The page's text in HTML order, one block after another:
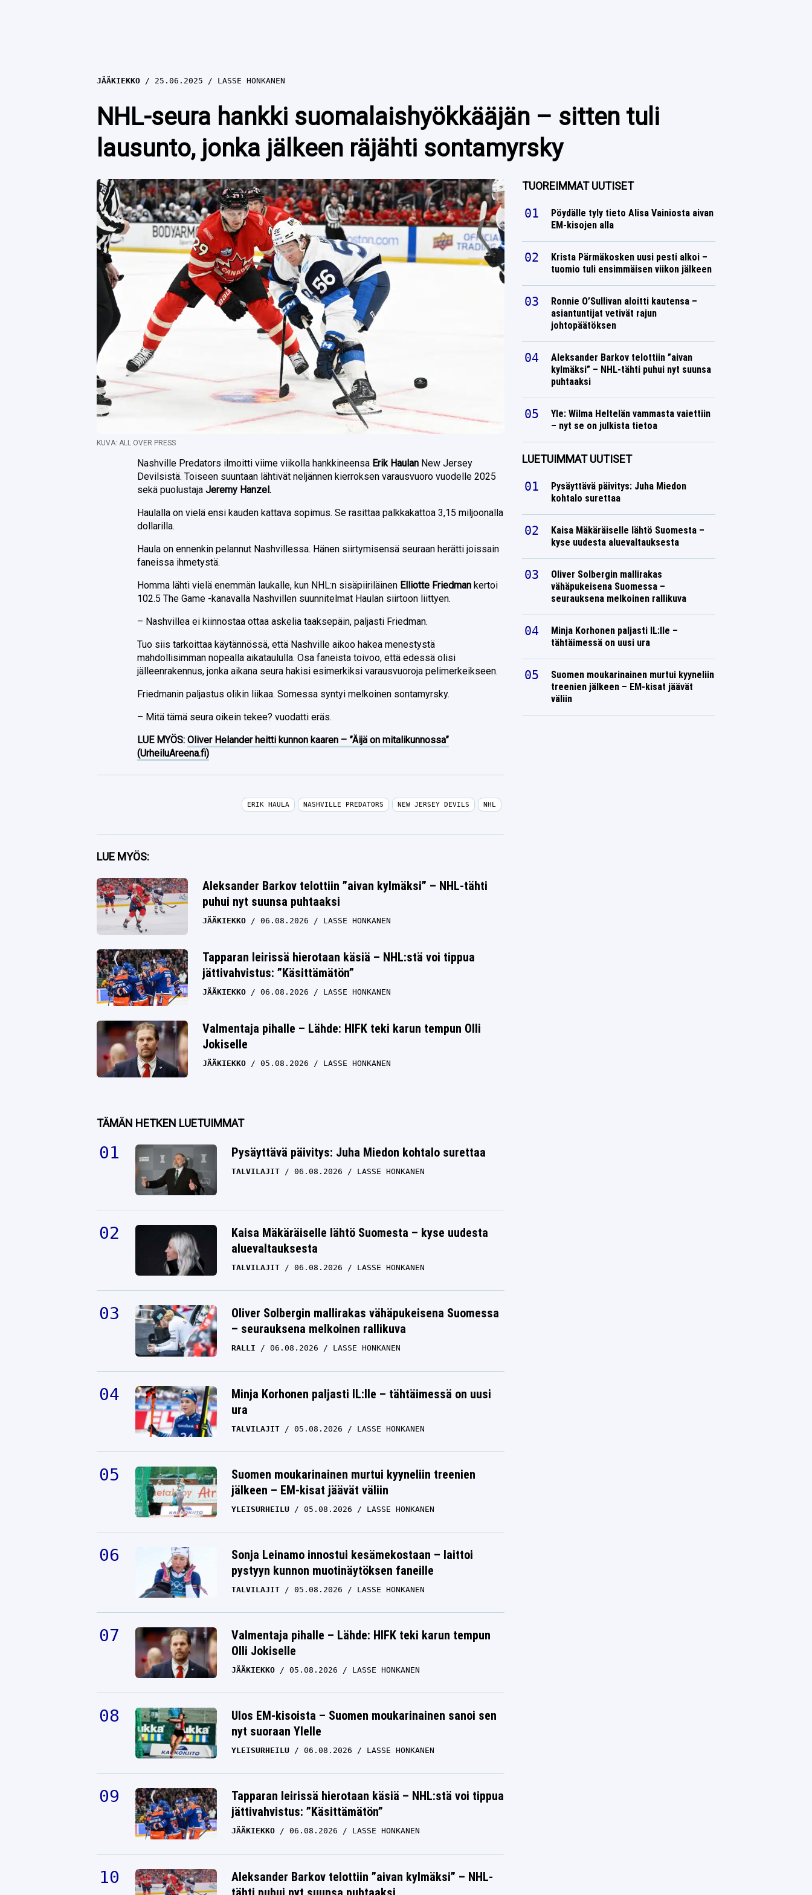
JÄÄKIEKKO 25.06.2025 LASSE HONKANEN
NHL-seura hankki suomalaishyökkääjän – sitten tuli
lausunto, jonka jälkeen räjähti sontamyrsky
KUVA: ALL OVER PRESS
Nashville Predators ilmoitti viime viikolla hankkineensa Erik Haulan New Jersey
Devilsistä. Toiseen suuntaan lähtivät neljännen kierroksen varausvuoro vuodelle 2025
sekä puolustajaJeremy Hanzel.
Haulalla on vielä ensi kauden kattava sopimus. Se rasittaa palkkakattoa 3,15 miljoonalla
dollarilla.
Haula on ennenkin pelannut Nashvillessa. Hänen siirtymisensä seuraan herätti joissain
faneissa ihmetystä.
Homma lähti vielä enemmän laukalle, kun NHL:n sisäpiiriläinen Elliotte Friedman kertoi
102.5 The Game -kanavalla Nashvillen suunnitelmat Haulan siirtoon liittyen.
– Nashvillea ei kiinnostaa ottaa askelia taaksepäin, paljasti Friedman.
Tuo siis tarkoittaa käytännössä, että Nashville aikoo hakea menestystä
mahdollisimman nopealla aikataululla. Osa faneista toivoo, että edessä olisi
jälleenrakennus, jonka aikana seura hakisi esimerkiksi varausvuoroja pelimerkeikseen.
Friedmanin paljastus olikin liikaa. Somessa syntyi melkoinen sontamyrsky.
– Mitä tämä seura oikein tekee? vuodatti eräs.
LUE MYÖS:Oliver Helander heitti kunnon kaaren – ”Äijä on mitalikunnossa”
(UrheiluAreena.fi)
Facebook
Twitter
Whatsapp
ERIK HAULA NASHVILLE PREDATORS NEW JERSEY DEVILS NHL
LUE MYÖS:
Aleksander Barkov telottiin ”aivan kylmäksi” – NHL-tähti
puhui nyt suunsa puhtaaksi
JÄÄKIEKKO 06.08.2026 LASSE HONKANEN
Tapparan leirissä hierotaan käsiä – NHL:stä voi tippua
jättivahvistus: ”Käsittämätön”
JÄÄKIEKKO 06.08.2026 LASSE HONKANEN
Valmentaja pihalle – Lähde: HIFK teki karun tempun Olli
Jokiselle
JÄÄKIEKKO 05.08.2026 LASSE HONKANEN
TÄMÄN HETKEN LUETUIMMAT
Pysäyttävä päivitys: Juha Miedon kohtalo surettaa
TALVILAJIT 06.08.2026 LASSE HONKANEN
Kaisa Mäkäräiselle lähtö Suomesta – kyse uudesta
aluevaltauksesta
TALVILAJIT 06.08.2026 LASSE HONKANEN
Oliver Solbergin mallirakas vähäpukeisena Suomessa
– seurauksena melkoinen rallikuva
RALLI 06.08.2026 LASSE HONKANEN
Minja Korhonen paljasti IL:lle – tähtäimessä on uusi
ura
TALVILAJIT 05.08.2026 LASSE HONKANEN
Suomen moukarinainen murtui kyyneliin treenien
jälkeen – EM-kisat jäävät väliin
YLEISURHEILU 05.08.2026 LASSE HONKANEN
Sonja Leinamo innostui kesämekostaan – laittoi
pystyyn kunnon muotinäytöksen faneille
TALVILAJIT 05.08.2026 LASSE HONKANEN
Valmentaja pihalle – Lähde: HIFK teki karun tempun
Olli Jokiselle
JÄÄKIEKKO 05.08.2026 LASSE HONKANEN
Ulos EM-kisoista – Suomen moukarinainen sanoi sen
nyt suoraan Ylelle
YLEISURHEILU 06.08.2026 LASSE HONKANEN
Tapparan leirissä hierotaan käsiä – NHL:stä voi tippua
jättivahvistus: ”Käsittämätön”
JÄÄKIEKKO 06.08.2026 LASSE HONKANEN
Aleksander Barkov telottiin ”aivan kylmäksi” – NHL-
TUOREIMMAT UUTISET
Pöydälle tyly tieto Alisa Vainiosta aivan
EM-kisojen alla
Krista Pärmäkosken uusi pesti alkoi –
tuomio tuli ensimmäisen viikon jälkeen
Ronnie O’Sullivan aloitti kautensa –
asiantuntijat vetivät rajun
johtopäätöksen
Aleksander Barkov telottiin ”aivan
kylmäksi” – NHL-tähti puhui nyt suunsa
puhtaaksi
Yle: Wilma Heltelän vammasta vaiettiin
– nyt se on julkista tietoa
LUETUIMMAT UUTISET
Pysäyttävä päivitys: Juha Miedon
kohtalo surettaa
Kaisa Mäkäräiselle lähtö Suomesta –
kyse uudesta aluevaltauksesta
Oliver Solbergin mallirakas
vähäpukeisena Suomessa –
seurauksena melkoinen rallikuva
Minja Korhonen paljasti IL:lle –
tähtäimessä on uusi ura
Suomen moukarinainen murtui kyyneliin
treenien jälkeen – EM-kisat jäävät
väliin